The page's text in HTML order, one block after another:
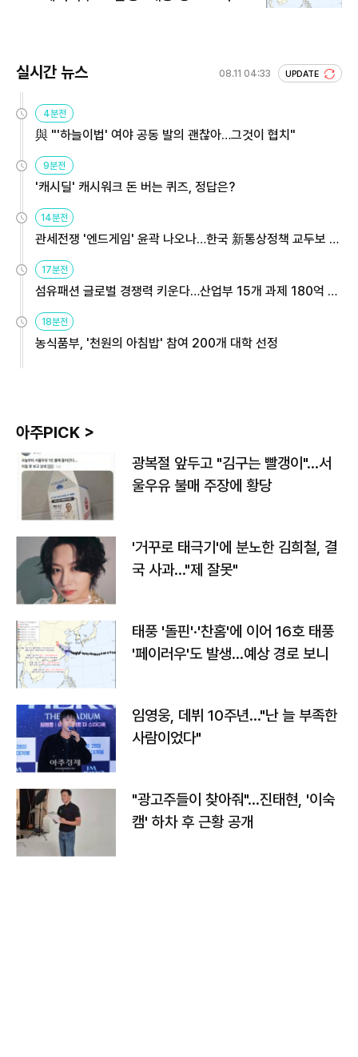
실시간 뉴스 08.11 04:33 UPDATE
4분전
與 "'하늘이법' 여야 공동 발의 괜찮아…그것이 협치"
9분전
'캐시딜' 캐시워크 돈 버는 퀴즈, 정답은?
14분전
관세전쟁 '엔드게임' 윤곽 나오나…한국 新통상정책 교두보 활
용해야
17분전
섬유패션 글로벌 경쟁력 키운다…산업부 15개 과제 180억 지
원
18분전
농식품부, '천원의 아침밥' 참여 200개 대학 선정
아주PICK >
광복절 앞두고 "김구는 빨갱이"…서
울우유 불매 주장에 황당
'거꾸로 태극기'에 분노한 김희철, 결
국 사과…"제 잘못"
태풍 '돌핀'·'찬홈'에 이어 16호 태풍
'페이러우'도 발생…예상 경로 보니
임영웅, 데뷔 10주년…"난 늘 부족한
사람이었다"
"광고주들이 찾아줘"…진태현, '이숙
캠' 하차 후 근황 공개